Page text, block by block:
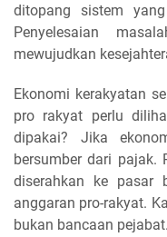
ditopang sistem
Penyelesaian
mewujudkan
Ekonomi kerakyatan
pro rakyat perlu
dipakai? Jika
bersumber dari pajak.
diserahkan ke pasar
anggaran pro-rakyat.
bukan bancaan pejabat.